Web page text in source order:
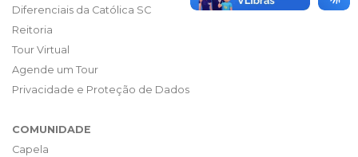
Diferenciais da Católica SC
Reitoria
Tour Virtual
Agende um Tour
Privacidade e Proteção de Dados
COMUNIDADE
Capela